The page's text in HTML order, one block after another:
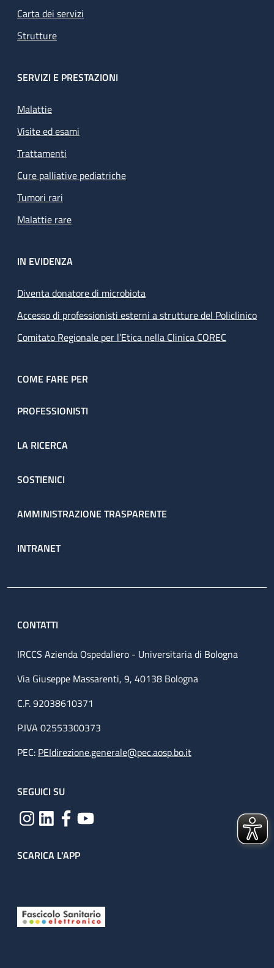
Carta dei servizi
Strutture
SERVIZI E PRESTAZIONI
Malattie
Visite ed esami
Trattamenti
Cure palliative pediatriche
Tumori rari
Malattie rare
IN EVIDENZA
Diventa donatore di microbiota
Accesso di professionisti esterni a strutture del Policlinico
Comitato Regionale per l’Etica nella Clinica COREC
COME FARE PER
PROFESSIONISTI
LA RICERCA
SOSTIENICI
AMMINISTRAZIONE TRASPARENTE
INTRANET
CONTATTI
IRCCS Azienda Ospedaliero - Universitaria di Bologna
Via Giuseppe Massarenti, 9, 40138 Bologna
C.F. 92038610371
P.IVA 02553300373
PEC: PEIdirezione.generale@pec.aosp.bo.it
SEGUICI SU
SCARICA L'APP